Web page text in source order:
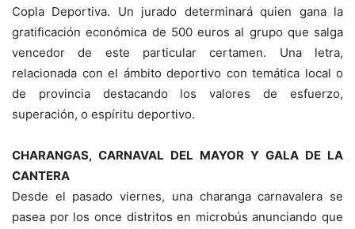
Copla Deportiva. Un jurado determinará quien gana la
gratificación económica de 500 euros al grupo que salga
vencedor de este particular certamen. Una letra,
relacionada con el ámbito deportivo con temática local o
de provincia destacando los valores de esfuerzo,
superación, o espíritu deportivo.
CHARANGAS, CARNAVAL DEL MAYOR Y GALA DE LA
CANTERA
Desde el pasado viernes, una charanga carnavalera se
pasea por los once distritos en microbús anunciando que